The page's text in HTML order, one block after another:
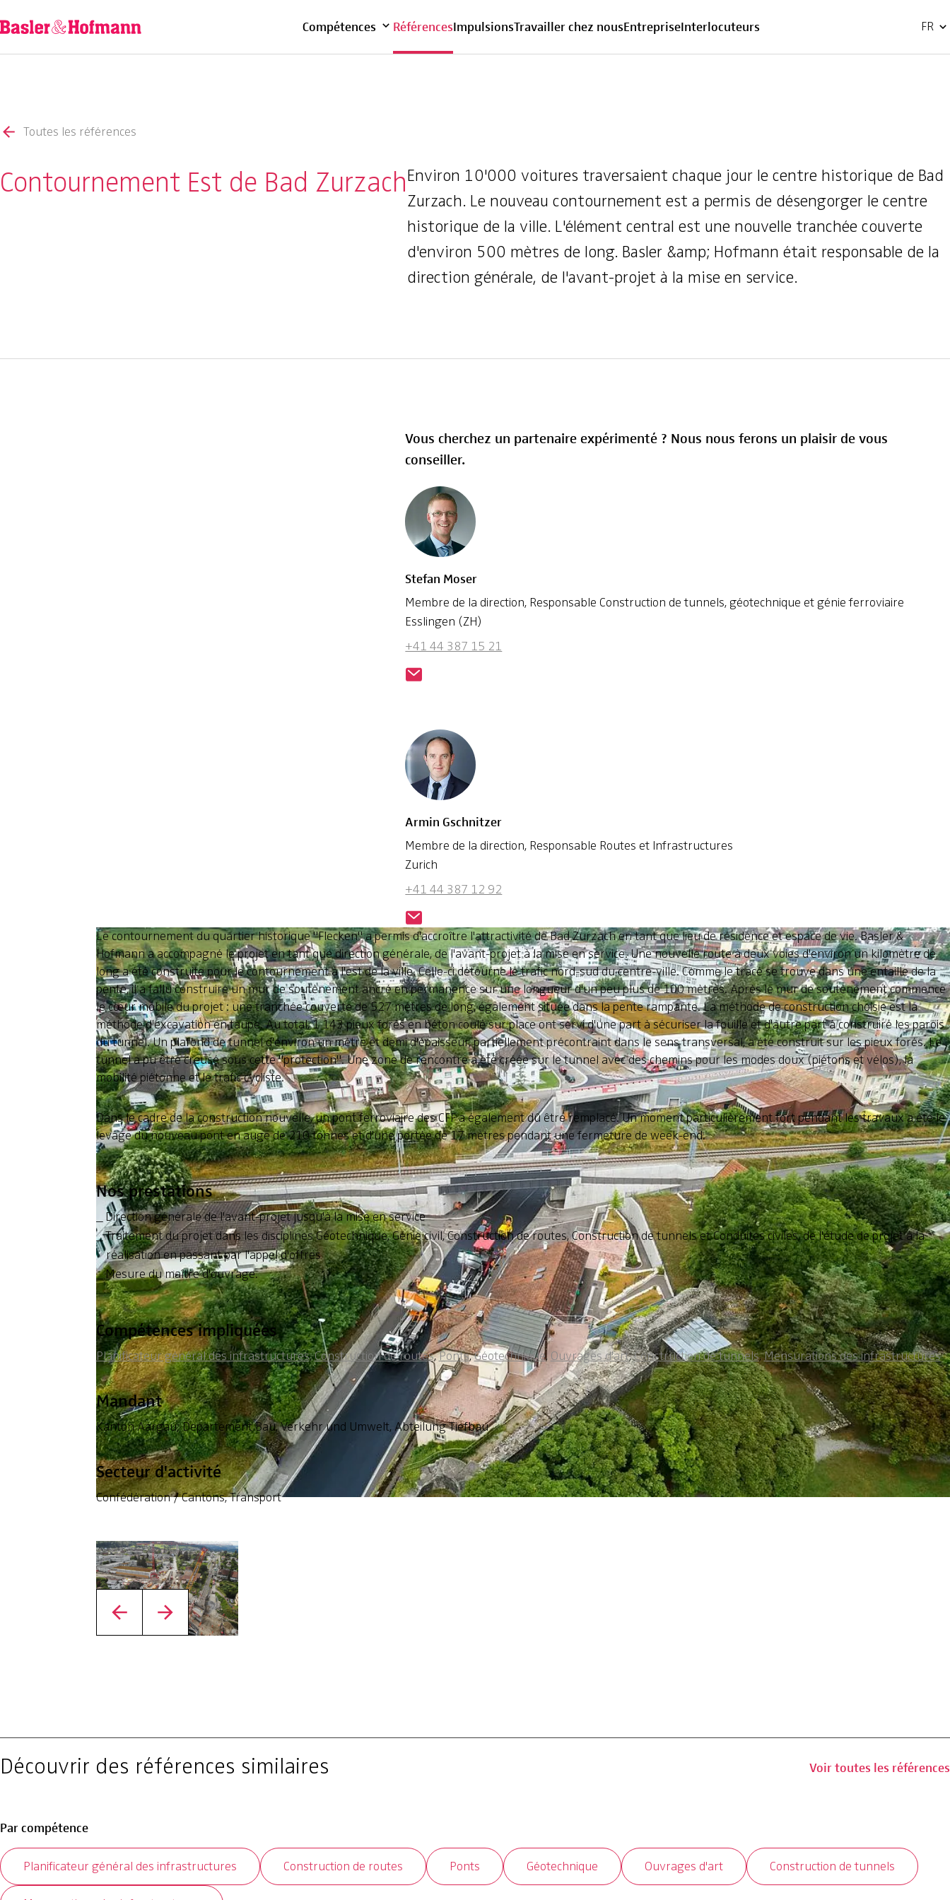
Compétences
RéférencesImpulsionsTravailler chez nousEntrepriseInterlocuteurs FREN
Toutes les références
Contournement Est de Bad ZurzachEnviron 10'000 voitures traversaient chaque jour le centre historique de Bad
Zurzach. Le nouveau contournement est a permis de désengorger le centre
historique de la ville. L'élément central est une nouvelle tranchée couverte
d'environ 500 mètres de long. Basler &amp; Hofmann était responsable de la
direction générale, de l'avant-projet à la mise en service.
Vous cherchez un partenaire expérimenté ? Nous nous ferons un plaisir de vous
conseiller.
Stefan Moser
Membre de la direction, Responsable Construction de tunnels, géotechnique et génie ferroviaire
Esslingen (ZH)
+41 44 387 15 21
Armin Gschnitzer
Membre de la direction, Responsable Routes et Infrastructures
Zurich
+41 44 387 12 92
Le contournement du quartier historique "Flecken" a permis d'accroître l'attractivité de Bad Zurzach en tant que lieu de résidence et espace de vie. Basler &
Hofmann a accompagné le projet en tant que direction générale, de l'avant-projet à la mise en service. Une nouvelle route à deux voies d'environ un kilomètre de
long a été construite pour le contournement à l'est de la ville. Celle-ci détourne le trafic nord-sud du centre-ville. Comme le tracé se trouve dans une entaille de la
pente, il a fallu construire un mur de soutènement ancré en permanence sur une longueur d'un peu plus de 100 mètres. Après le mur de soutènement commence
le cœur mobile du projet : une tranchée couverte de 527 mètres de long, également située dans la pente rampante. La méthode de construction choisie est la
méthode d'excavation en taupe. Au total, 1 143 pieux forés en béton coulé sur place ont servi d'une part à sécuriser la fouille et d'autre part à construire les parois
du tunnel. Un plafond de tunnel d'environ un mètre et demi d'épaisseur, partiellement précontraint dans le sens transversal, a été construit sur les pieux forés. Le
tunnel a pu être creusé sous cette "protection". Une zone de rencontre a été créée sur le tunnel avec des chemins pour les modes doux (piétons et vélos), la
mobilité piétonne et le trafic cycliste.
Dans le cadre de la construction nouvelle, un pont ferroviaire des CFF a également dû être remplacé. Un moment particulièrement fort pendant les travaux a été le
levage du nouveau pont en auge de 210 tonnes et d'une portée de 17 mètres pendant une fermeture de week-end.
Nos prestations
Direction générale de l'avant-projet jusqu'à la mise en service
Traitement du projet dans les disciplines Géotechnique, Génie civil, Construction de routes, Construction de tunnels et Conduites civiles, de l'étude de projet à la
réalisation en passant par l'appel d'offres
Mesure du maître d'ouvrage.
Compétences impliquées
Planificateur général des infrastructures,Construction de routes,Ponts,Géotechnique, Ouvrages d'art,Construction de tunnels,Mensurations des infrastructures
Mandant
Kanton Aargau; Departement Bau, Verkehr und Umwelt, Abteilung Tiefbau
Secteur d'activité
Confédération / Cantons, Transport
Découvrir des références similaires
Par compétence
Planificateur général des infrastructures Construction de routes Ponts Géotechnique Ouvrages d'art Construction de tunnels
Voir toutes les références